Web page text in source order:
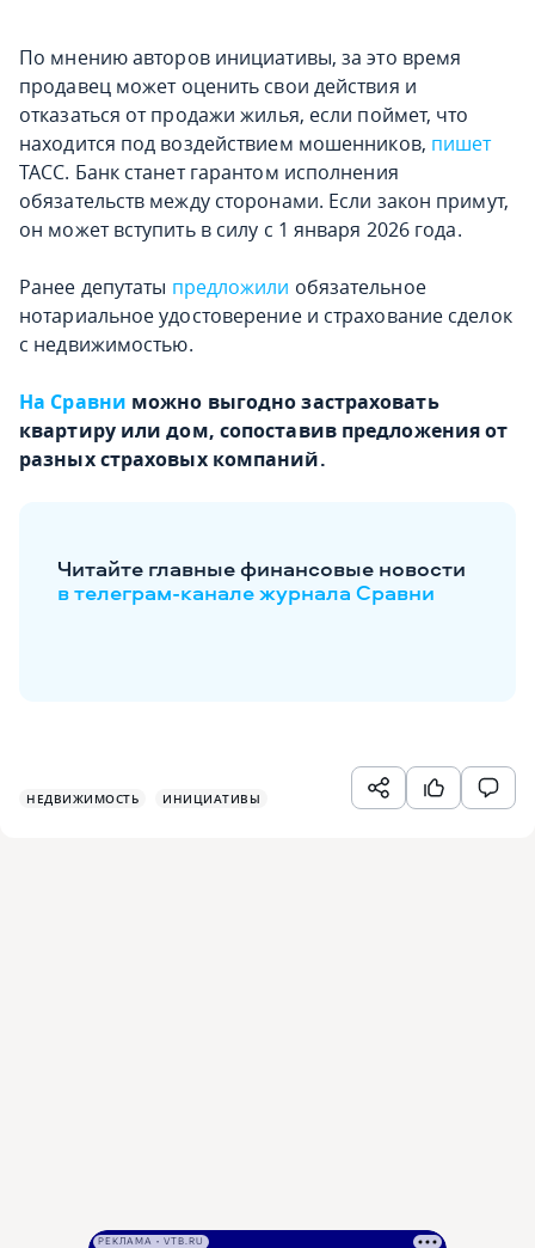
По мнению авторов инициативы, за это время
продавец может оценить свои действия и
отказаться от продажи жилья, если поймет, что
находится под воздействием мошенников, пишет
ТАСС. Банк станет гарантом исполнения
обязательств между сторонами. Если закон примут,
он может вступить в силу с 1 января 2026 года.
Ранее депутаты предложили обязательное
нотариальное удостоверение и страхование сделок
с недвижимостью.
На Сравни можно выгодно застраховать
квартиру или дом, сопоставив предложения от
разных страховых компаний.
Читайте главные финансовые новости
в телеграм-канале журнала Сравни
НЕДВИЖИМОСТЬ ИНИЦИАТИВЫ
РЕКЛАМА • VTB.RU